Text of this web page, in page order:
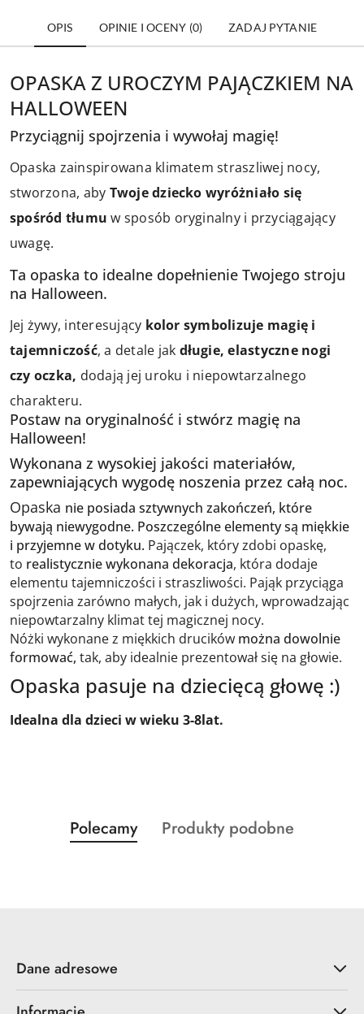
OPIS OPINIE I OCENY (0) ZADAJ PYTANIE
OPASKA Z UROCZYM PAJĄCZKIEM NA
HALLOWEEN
Przyciągnij spojrzenia i wywołaj magię!
Opaska zainspirowana klimatem straszliwej nocy,
stworzona, aby Twoje dziecko wyróżniało się
spośród tłumu w sposób oryginalny i przyciągający
uwagę.
Ta opaska to idealne dopełnienie Twojego stroju
na Halloween.
Jej żywy, interesujący kolor symbolizuje magię i
tajemniczość, a detale jak długie, elastyczne nogi
czy oczka, dodają jej uroku i niepowtarzalnego
charakteru.
Postaw na oryginalność i stwórz magię na
Halloween!
Wykonana z wysokiej jakości materiałów,
zapewniających wygodę noszenia przez całą noc.
Opaska nie posiada sztywnych zakończeń, które
bywają niewygodne. Poszczególne elementy są miękkie
i przyjemne w dotyku. Pajączek, który zdobi opaskę,
to realistycznie wykonana dekoracja, która dodaje
elementu tajemniczości i straszliwości. Pająk przyciąga
spojrzenia zarówno małych, jak i dużych, wprowadzając
niepowtarzalny klimat tej magicznej nocy.
Nóżki wykonane z miękkich drucików można dowolnie
formować, tak, aby idealnie prezentował się na głowie.
Opaska pasuje na dziecięcą głowę :)
Idealna dla dzieci w wieku 3-8lat.
Pomiń karuzelę produktów
Produkty
o
Polecamy
Produkty
Produkty podobne
Dane adresowe